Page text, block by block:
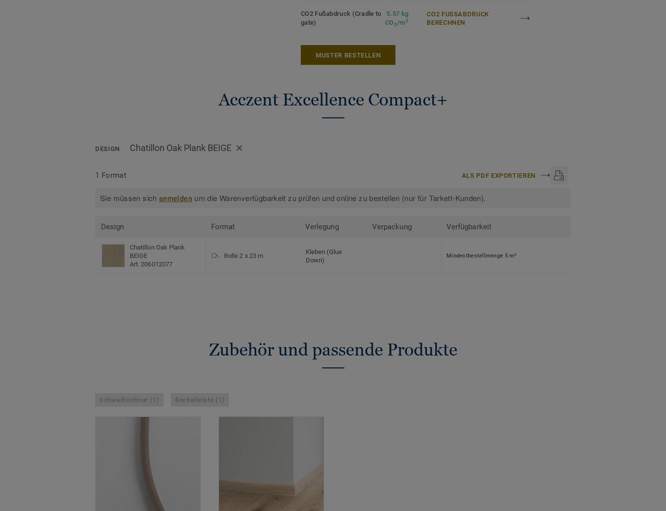
CO2 Fußabdruck (Cradle to
gate)
5.57 kg
CO2/m2
CO2 FUSSABDRUCK B
ERECHNEN
MUSTER BESTELLEN
Acczent Excellence Compact+
DESIGN Chatillon Oak Plank BEIGE
1 Format ALS PDF EXPORTIEREN
Sie müssen sichanmelden um die Warenverfügbarkeit zu prüfen und online zu bestellen (nur für Tarkett-Kunden).
Design Format Verlegung Verpackung Verfügbarkeit
Chatillon Oak Plank
BEIGE
Art. 206012077
Rolle 2 x 23 m
Kleben (Glue
Down)
Mindestbestellmenge 5 m²
Zubehör und passende Produkte
Schweißschnur (1) Sockelleiste (1)